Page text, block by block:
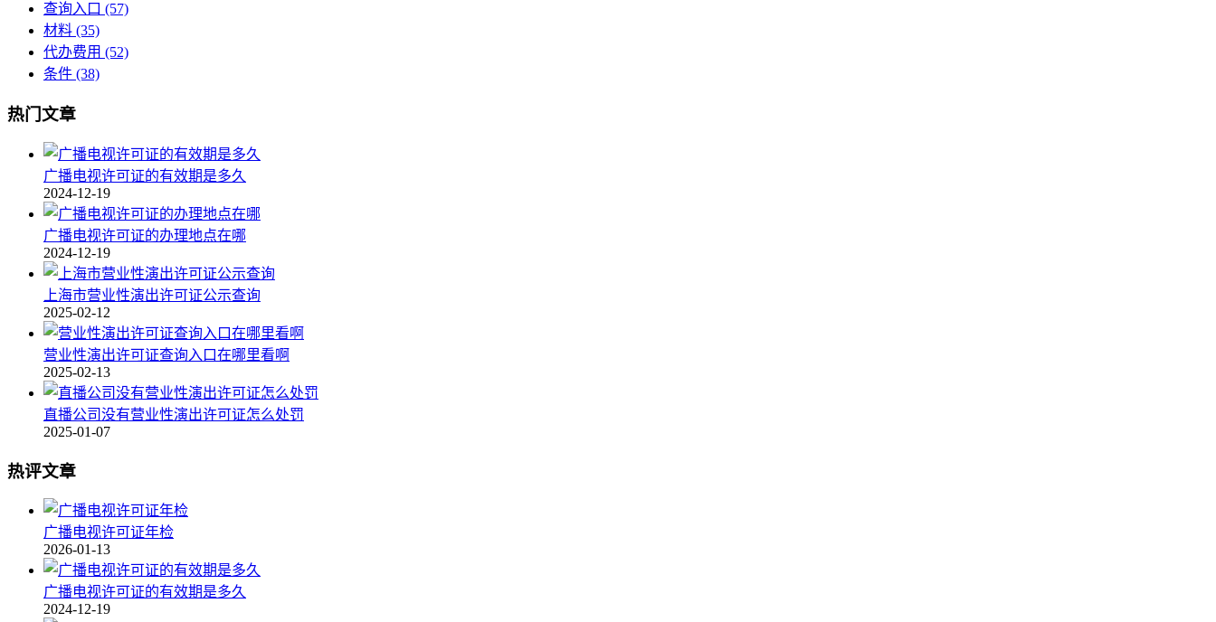
查询入口 (57)
材料 (35)
代办费用 (52)
条件 (38)
热门文章
广播电视许可证的有效期是多久
2024-12-19
广播电视许可证的办理地点在哪
2024-12-19
上海市营业性演出许可证公示查询
2025-02-12
营业性演出许可证查询入口在哪里看啊
2025-02-13
直播公司没有营业性演出许可证怎么处罚
2025-01-07
热评文章
广播电视许可证年检
2026-01-13
广播电视许可证的有效期是多久
2024-12-19